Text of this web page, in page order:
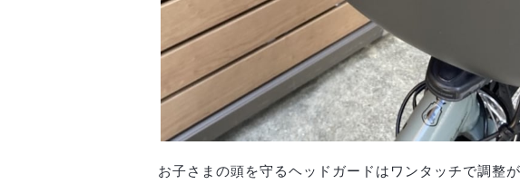
お子さまの頭を守るヘッドガードはワンタッチで調整が